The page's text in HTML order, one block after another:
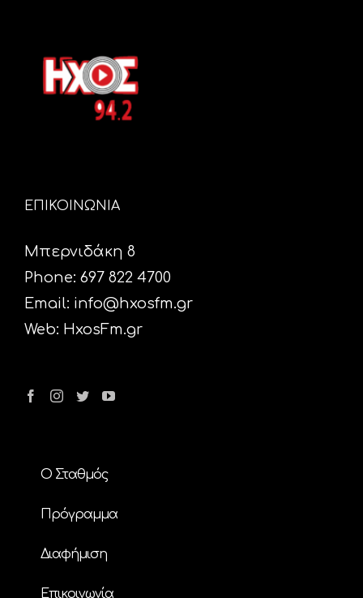
ΕΠΙΚΟΙΝΩΝΙΑ
Μπερνιδάκη 8
Phone: 697 822 4700
Email: info@hxosfm.gr
Web: HxosFm.gr
Ο Σταθμός
Πρόγραμμα
Διαφήμιση
Επικοινωνία